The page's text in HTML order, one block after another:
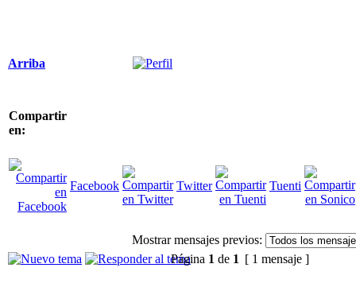
Arriba
Compartir
en:
Facebook Twitter Tuenti
Mostrar mensajes previos:
Página 1 de 1 [ 1 mensaje ]